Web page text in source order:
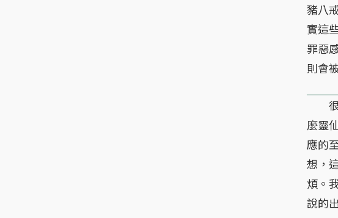
豬八
實這
罪惡
則會
很
麼靈
應的
想，
煩。
說的